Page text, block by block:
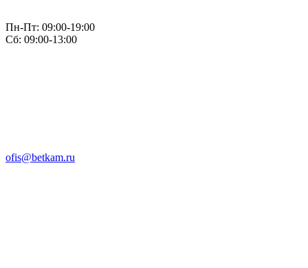
Пн-Пт: 09:00-19:00
Сб: 09:00-13:00
ofis@betkam.ru